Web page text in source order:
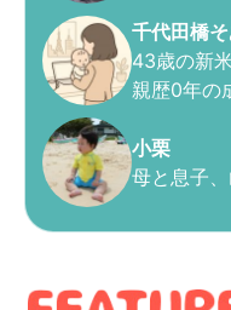
千代田橋
43歳の新
親歴0年の
小栗
母と息子